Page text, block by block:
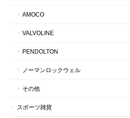
AMOCO
VALVOLINE
PENDOLTON
ノーマンロックウェル
その他
スポーツ雑貨